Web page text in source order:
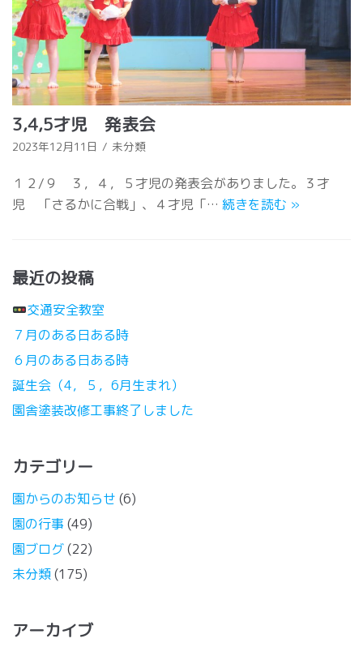
3,4,5才児 発表会
2023年12月11日 未分類
１２/９ ３，４，５才児の発表会がありました。３才
児 「さるかに合戦」、４才児「… 続きを読む »
最近の投稿
交通安全教室
７月のある日ある時
６月のある日ある時
誕生会（4，５，6月生まれ）
園舎塗装改修工事終了しました
カテゴリー
園からのお知らせ (6)
園の行事 (49)
園ブログ(22)
未分類(175)
アーカイブ